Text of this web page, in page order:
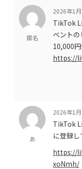
匿名
2026年1
TikTok
ベント
10,000円
https://
あ
2026年1
TikTok
に登録し
https://
xoNmh/